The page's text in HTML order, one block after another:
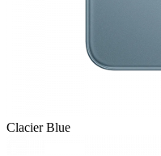
Clacier Blue